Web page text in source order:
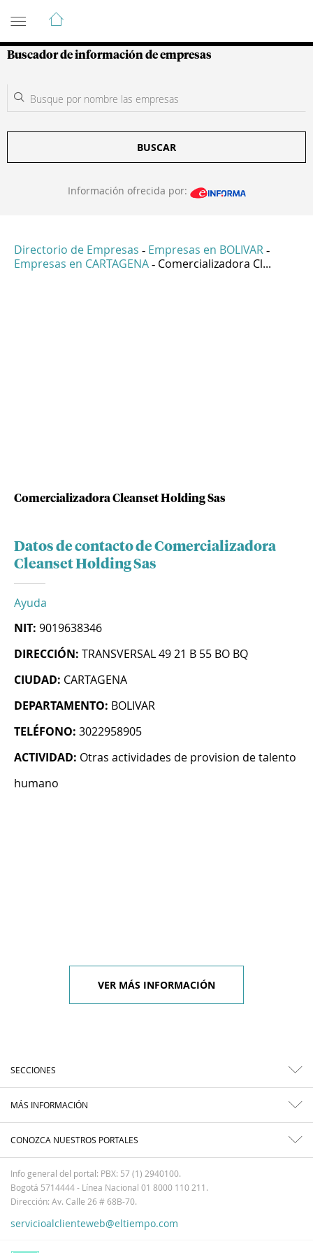
Guía de Empresas Colombianas
Buscador de información de empresas
BUSCAR
Información ofrecida por:
Directorio de Empresas - Empresas en BOLIVAR -
Empresas en CARTAGENA - Comercializadora Cl...
Comercializadora Cleanset Holding Sas
Datos de contacto de Comercializadora
Cleanset Holding Sas
Ayuda
NIT: 9019638346
DIRECCIÓN: TRANSVERSAL 49 21 B 55 BO BQ
CIUDAD: CARTAGENA
DEPARTAMENTO: BOLIVAR
TELÉFONO: 3022958905
ACTIVIDAD: Otras actividades de provision de talento
humano
VER MÁS INFORMACIÓN
SECCIONES
MÁS INFORMACIÓN
CONOZCA NUESTROS PORTALES
Info general del portal: PBX: 57 (1) 2940100.
Bogotá 5714444 - Línea Nacional 01 8000 110 211.
Dirección: Av. Calle 26 # 68B-70.
servicioalclienteweb@eltiempo.com